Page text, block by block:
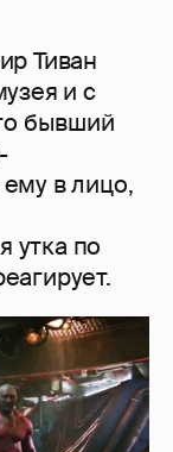
Тиван
и с
бывший
в лицо,
утка по